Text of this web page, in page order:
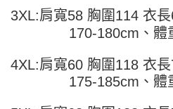
【注意事項】
1.本服務係由「台灣大哥大股份有限公司
用戶於交易時，得透過本服務購買商品或
買賣價金債權讓與本公司後，依約使用本
2.基於同意付款使用「大哥付你分期」
資料（包含姓名、電話或地址）提供予
由本公司與您本人進行分期帳單所需資料
ATM／網路銀行／等多元方式進行付款，
※ 請注意：結帳手續完成當下不需立刻
購買商品的店家。未經商家同意取消之訂
※ 交易是否成功請以「AFTEE先享後付
是否繳費成功／繳費後需取消欲退款等相
客戶支援中心」https://
7-11取貨付款
每筆NT$45，滿NT$499(含以上)免
付款 後7-11取貨
每筆NT$45，滿NT$499(含以上)免
3XL:肩寬58 胸圍114 衣
170-180cm、體
4XL:肩寬60 胸圍118 衣
175-185cm、體